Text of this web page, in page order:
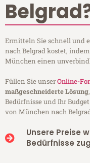
Ermitteln Sie schnell und
nach Belgrad kostet,
München einen
Füllen Sie unserOnline-
maßgeschneiderte Lösung
Bedürfnisse und Ihr
von München nach
Unsere Preise
Bedürfnisse